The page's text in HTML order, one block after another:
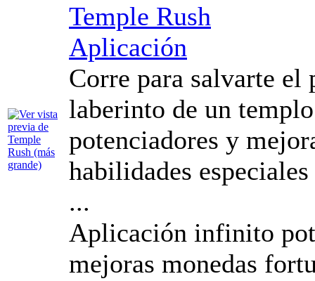
Temple Rush
Aplicación
Corre para salvarte
laberinto de un
potenciadores y
habilidades
...
Aplicación infinito
mejoras monedas